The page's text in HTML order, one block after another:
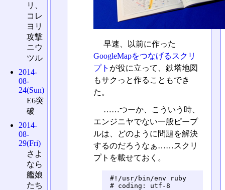
早速、以前に作った
GoogleMapをつなげるスクリ
プト が役に立って、鉄塔地図
もサクっと作ることもでき
た。
……つーか、こういう時、
エンジニヤでない一般ピープ
ルは、どのように問題を解決
するのだろうなぁ……スクリ
プトを載せておく。
#!/usr/bin/env ruby
# coding: utf-8
リ、
コレ
ヨリ
攻撃
ニウ
ツル
2014-
08-
24(Sun)
E6突
破
2014-
08-
29(Fri)
さよ
なら
艦娘
たち